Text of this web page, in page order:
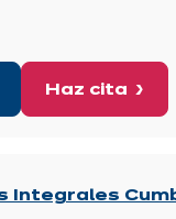
Haz cita
Integrales